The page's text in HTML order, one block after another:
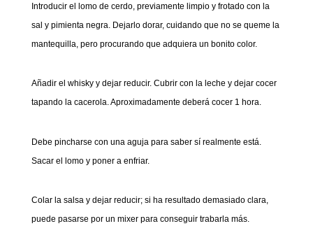
Introducir el lomo de cerdo, previamente limpio y frotado con la
sal y pimienta negra. Dejarlo dorar, cuidando que no se queme la
mantequilla, pero procurando que adquiera un bonito color.
Añadir el whisky y dejar reducir. Cubrir con la leche y dejar cocer
tapando la cacerola. Aproximadamente deberá cocer 1 hora.
Debe pincharse con una aguja para saber sí realmente está.
Sacar el lomo y poner a enfriar.
Colar la salsa y dejar reducir; si ha resultado demasiado clara,
puede pasarse por un mixer para conseguir trabarla más.